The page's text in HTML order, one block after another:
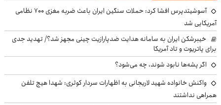
آسوشیتدپرس افشا کرد: حملات سنگین ایران باعث ضربه مغزی ۷۰۰ نظامی
آمریکایی شد
خیبرشکن ایران به سامانه هدایت ضدپارازیت چینی مجهز شد؟/ تهدید جدی
برای پاتریوت و تاد آمریکا
اگر پشه‌ها نابود شوند، چه می‌شود؟
واکنش خانواده شهید لاریجانی به اظهارات سردار کوثری: شهدا هیچ تلفن
همراهی نداشتند